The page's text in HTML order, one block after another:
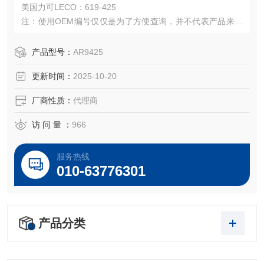
美国力可LECO：619-425
注：使用OEM编号仅仅是为了方便查询，并不代表产品来自
于所对应仪器。
产品型号： AR9425
更新时间： 2025-10-20
厂商性质： 代理商
访 问 量 ： 966
服务热线
010-63776301
产品分类